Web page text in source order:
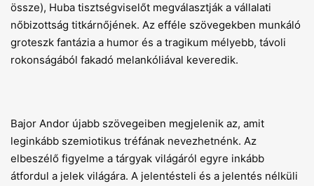
össze), Huba tisztségviselőt megválasztják a vállalati
nőbizottság titkárnőjének. Az efféle szövegekben munkáló
groteszk fantázia a humor és a tragikum mélyebb, távoli
rokonságából fakadó melankóliával keveredik.
Bajor Andor újabb szövegeiben megjelenik az, amit
leginkább szemiotikus tréfának nevezhetnénk. Az
elbeszélő figyelme a tárgyak világáról egyre inkább
átfordul a jelek világára. A jelentésteli és a jelentés nélküli